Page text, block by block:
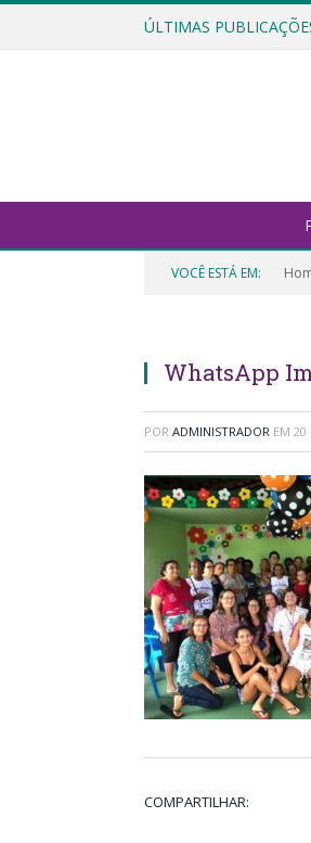
ÚLTIMAS
VOCÊ ESTÁ EM:
WhatsApp
POR ADMINISTRADOR EM 20
COMPARTILHAR: